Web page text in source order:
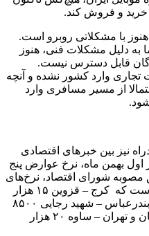
خرید و فروش کند.
با مشکلاتی روبرو است.
به دلیل مشکلات فنی، هنوز
قابل دسترس نیست.
تجاری وارد کشور نشده و آنچه
از مسیر مسافری وارد
نیز بین خبرهای اقتصادی
اول بهمن ماه، نرخ عوارض پنج
مصوبه شورای اقتصاد، نرخ‌های
جدید برای این آزادراه‌ها بدین شرح است که کرج – قزوین ۱۵ هزار
تومان، تهران – قم ۱۵ هزار تومان، بندرعباس – شهید رجایی ۸۵۰۰
تومان، قزوین – زنجان ۳۵ هزار تومان و تهران – ساوه ۲۰ هزار